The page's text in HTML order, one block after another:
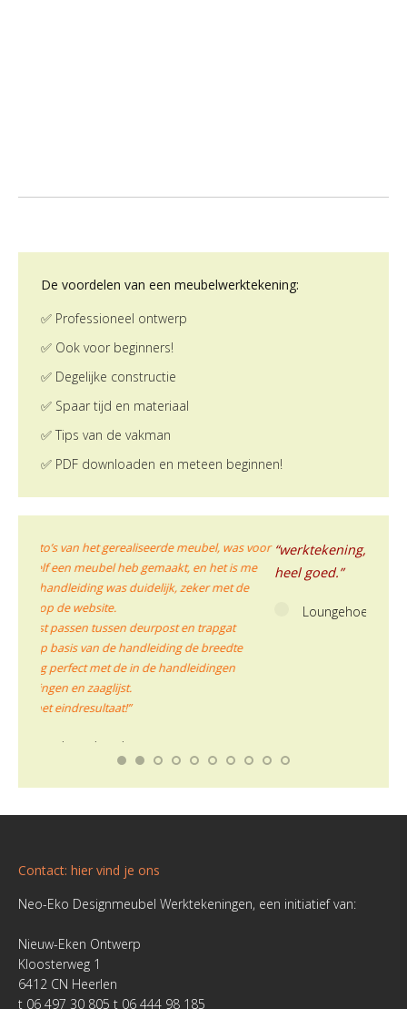
De voordelen van een meubelwerktekening:
✅ Professioneel ontwerp
✅ Ook voor beginners!
✅ Degelijke constructie
✅ Spaar tijd en materiaal
✅ Tips van de vakman
✅ PDF downloaden en meteen beginnen!
was voor
het is me
met de
“werktekening, boekje kan ik beter zeggen, was echt
heel goed.”
Loungehoekbank Yelmo door Edwin
Contact: hier vind je ons
6412 CN Heerlen
t 06 497 30 805 t 06 444 98 185
KVK 273 21 228
IBAN: NL07ingB0004992290
t.n.v. Nieuw-Eken Ontwerp, Heerlen
info@meubelwerktekening.nl